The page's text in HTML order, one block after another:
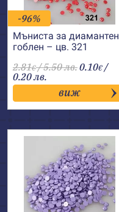
-96%
Мъниста за диамантен
гоблен – цв. 321
2.81€/ 5.50 лв.0.10€ /
0.20 лв.
виж